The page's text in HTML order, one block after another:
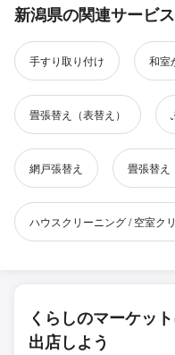
新潟県の関連サービス
手すり取り付け 和室
畳張替え（表替え）
網戸張替え 畳張替え
ハウスクリーニング / 空室ク
くらしのマーケッ
出店しよう